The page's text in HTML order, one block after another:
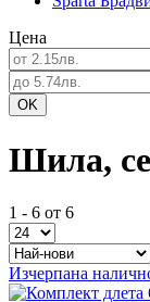
Цена
Шила,
1 - 6 от 6
Изчерпана